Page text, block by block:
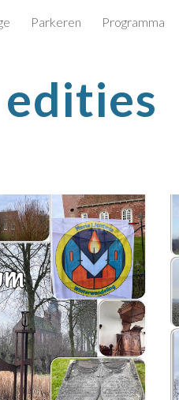
Skip to
Parkeren Programma